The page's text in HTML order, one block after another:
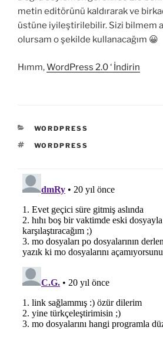
metin editörünü kaldırarak ve
üstüne iyileştirilebilir. Sizi bilmem
olursam o şekilde kullanacağım 😀
Hımm,WordPress 2.0 ‘ İndirin
KATEGORILER
WORDPRESS
ETIKETLER
WORDPRESS